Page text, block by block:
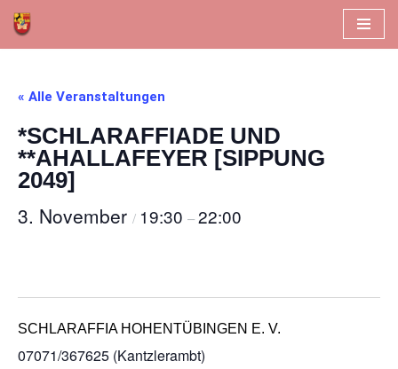
Zum
springen
« Alle Veranstaltungen
*SCHLARAFFIADE UND
**AHALLAFEYER [SIPPUNG
2049]
3. November / 19:30 –22:00
SCHLARAFFIA HOHENTÜBINGEN E. V.
07071/367625 (Kantzlerambt)